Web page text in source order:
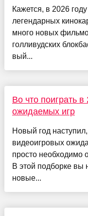
Кажется, в 2026
легендарных
много новых
голливудских
вый...
Во что поиграть
ожидаемых игр
Новый год
видеоигровых
просто необходимо
В этой подборке вы
новые...